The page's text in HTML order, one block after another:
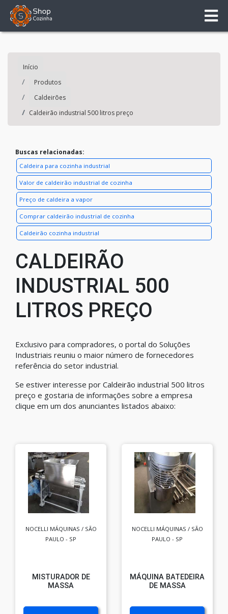
Início
Produtos
Caldeirões
Caldeirão industrial 500 litros preço
Buscas relacionadas:
Caldeira para cozinha industrial
Valor de caldeirão industrial de cozinha
Preço de caldeira a vapor
Comprar caldeirão industrial de cozinha
Caldeirão cozinha industrial
CALDEIRÃO
INDUSTRIAL 500
LITROS PREÇO
Exclusivo para compradores, o portal do Soluções
Industriais reuniu o maior número de fornecedores
referência do setor industrial.
Se estiver interesse por Caldeirão industrial 500 litros
preço e gostaria de informações sobre a empresa
clique em um dos anunciantes listados abaixo:
NOCELLI MÁQUINAS / SÃO
PAULO - SP
MISTURADOR DE
MASSA
NOCELLI MÁQUINAS / SÃO
PAULO - SP
MÁQUINA BATEDEIRA
DE MASSA